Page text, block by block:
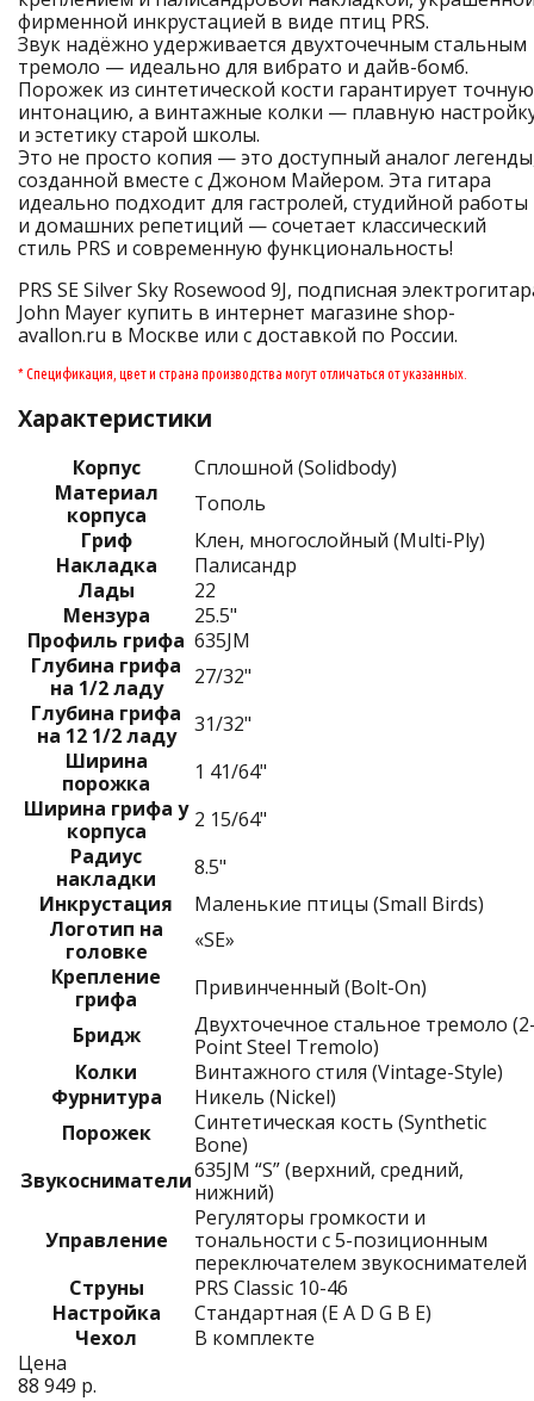
фирменной инкрустацией в виде птиц PRS.
Звук надёжно удерживается двухточечным стальным
тремоло — идеально для вибрато и дайв-бомб.
Порожек из синтетической кости гарантирует точную
интонацию, а винтажные колки — плавную
и эстетику старой школы.
Это не просто копия — это доступный аналог
созданной вместе с Джоном Майером. Эта гитара
идеально подходит для гастролей, студийной работы
и домашних репетиций — сочетает классический
стиль PRS и современную функциональность!
PRS SE Silver Sky Rosewood 9J, подписная
John Mayer купить в интернет магазине shop-
avallon.ru в Москве или с доставкой по России.
* Спецификация, цвет и страна производства могут отличаться от указанных.
Характеристики
Корпус
Сплошной (Solidbody)
Материал
корпуса
Тополь
Гриф
Клен, многослойный (Multi-Ply)
Накладка
Палисандр
Лады
22
Мензура
25.5"
Профиль грифа 635JM
Глубина грифа
на 1/2 ладу
27/32"
Глубина грифа
на 12 1/2 ладу
31/32"
Ширина
порожка
1 41/64"
Ширина грифа у
корпуса
2 15/64"
Радиус
накладки
8.5"
Инкрустация
Маленькие птицы (Small Birds)
Логотип на
головке
«SE»
Крепление
грифа
Привинченный (Bolt-On)
Бридж
Двухточечное стальное тремоло
Point Steel Tremolo)
Колки
Винтажного стиля (Vintage-Style)
Фурнитура
Никель (Nickel)
Порожек
Синтетическая кость (Synthetic
Bone)
Звукосниматели635JM “S” (верхний, средний,
нижний)
Управление
Регуляторы громкости и
тональности с 5-позиционным
переключателем звукоснимателей
Струны
PRS Classic 10-46
Настройка
Стандартная (E A D G B E)
Чехол
В комплекте
Цена
88 949 р.